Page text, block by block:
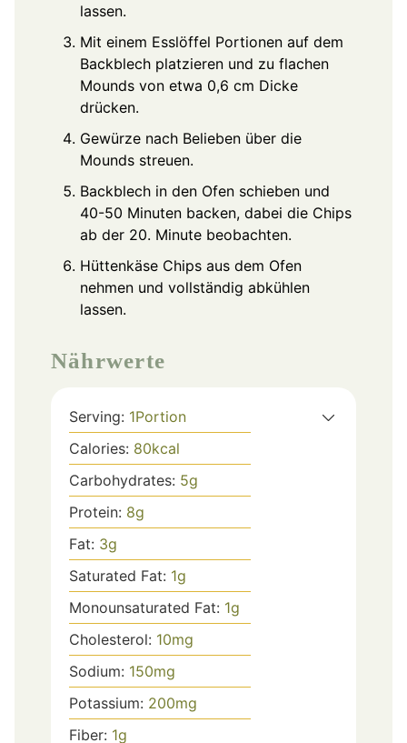
lassen.
Mit einem Esslöffel Portionen auf dem
Backblech platzieren und zu flachen
Mounds von etwa 0,6 cm Dicke
drücken.
Gewürze nach Belieben über die
Mounds streuen.
Backblech in den Ofen schieben und
40-50 Minuten backen, dabei die Chips
ab der 20. Minute beobachten.
Hüttenkäse Chips aus dem Ofen
nehmen und vollständig abkühlen
lassen.
Nährwerte
Serving: 1Portion
Calories: 80kcal
Carbohydrates: 5g
Protein: 8g
Fat: 3g
Saturated Fat: 1g
Monounsaturated Fat: 1g
Cholesterol: 10mg
Sodium: 150mg
Potassium: 200mg
Fiber: 1g